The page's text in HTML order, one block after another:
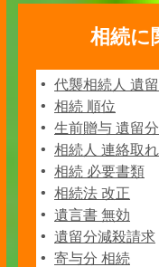
相続に
代襲相続人 遺
相続 順位
生前贈与 遺留分
相続人 連絡取
相続 必要書類
相続法 改正
遺言書 無効
遺留分減殺請求
寄与分 相続